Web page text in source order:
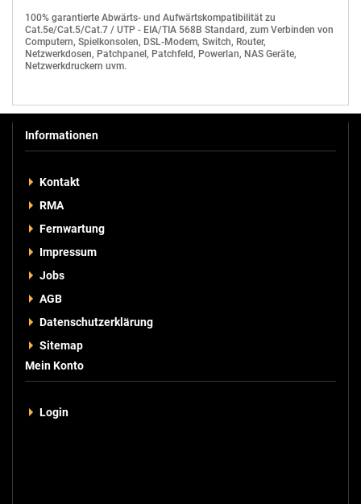
100% garantierte Abwärts- und Aufwärtskompatibilität zu
Cat.5e/Cat.5/Cat.7 / UTP - EIA/TIA 568B Standard, zum Verbinden von
Computern, Spielkonsolen, DSL-Modem, Switch, Router,
Netzwerkdosen, Patchpanel, Patchfeld, Powerlan, NAS Geräte,
Netzwerkdruckern uvm.
Kabeldurchmesser
6.2mm
Impedanz
100Ohm
Temperaturbereich
Halogenfrei
Ja
Informationen
Kontakt
RMA
Fernwartung
Impressum
Jobs
AGB
Datenschutzerklärung
Sitemap
Mein Konto
Login